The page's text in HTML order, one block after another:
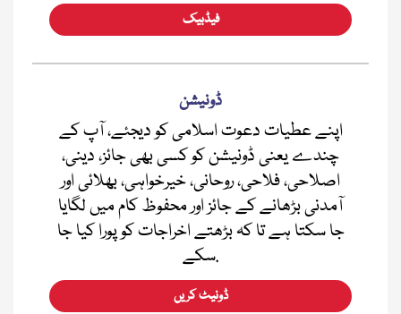
فیڈبیک
ڈونیشن
اپنے عطیات دعوت اسلامی کو دیجئے، آپ کے
چندے یعنی ڈونیشن کو کسی بھی جائز، دینی،
اصلاحی، فلاحی، روحانی، خیرخواہی، بھلائی اور
آمدنی بڑھانے کے جائز اور محفوظ کام میں لگایا
جا سکتا ہے تا کہ بڑھتے اخراجات کو پورا کیا جا
سکے.
ڈونیٹ کریں